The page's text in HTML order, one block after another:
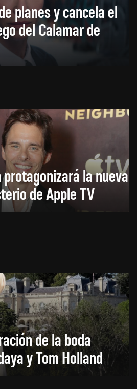
planes y cancela el
del Calamar de
la nueva
de Apple TV
de la boda
y Tom Holland